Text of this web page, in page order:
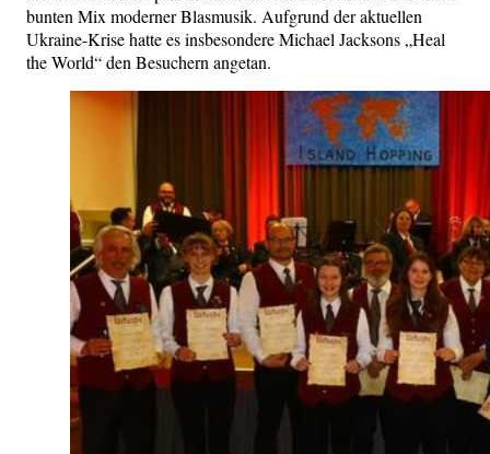
bunten Mix moderner Blasmusik. Aufgrund der aktuellen
Ukraine-Krise hatte es insbesondere Michael Jacksons „Heal
the World“ den Besuchern angetan.